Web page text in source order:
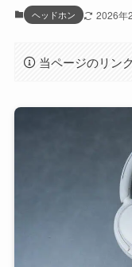
ヘッドホン 2026年
当ページのリン